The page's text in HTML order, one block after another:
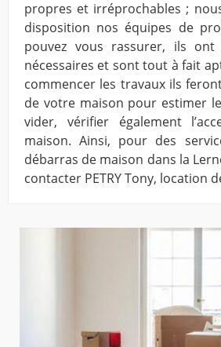
propres et irréprochables ;
disposition nos équipes de
pouvez vous rassurer, ils ont
nécessaires et sont tout à fait
commencer les travaux ils
de votre maison pour estimer
vider, vérifier également
maison. Ainsi, pour des
débarras de maison dans la
contacter PETRY Tony, location